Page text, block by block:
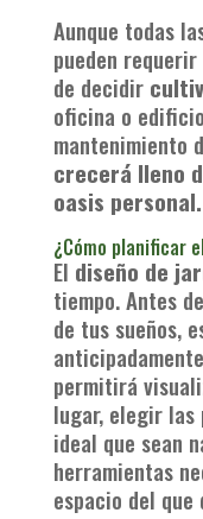
Aunque todas
pueden
de decidir
oficina o
mantenimiento
crecerá lleno
oasis personal.
¿Cómo planificar
El diseño de
tiempo. Antes
de tus sueños,
permitirá
lugar, elegir las
ideal que sean
herramientas
espacio del que